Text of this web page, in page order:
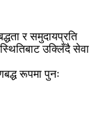
र समुदायप्रति
उक्लिँदै सेवा
रूपमा पुनः